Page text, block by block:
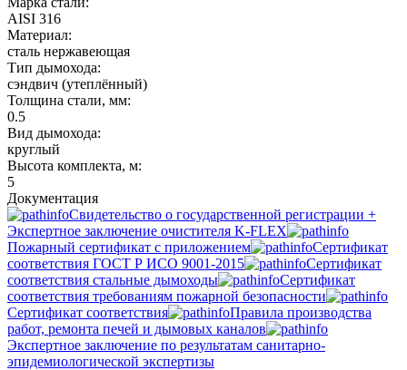
AISI 316
Материал:
сталь нержавеющая
Тип дымохода:
сэндвич (утеплённый)
Толщина стали, мм:
0.5
Вид дымохода:
круглый
Высота комплекта, м:
5
Документация
Свидетельство о государственной регистрации +
Экспертное заключение очистителя K-FLEX
Пожарный сертификат с приложением
Сертификат
соответствия ГОСТ Р ИСО 9001-2015
Сертификат
соответствия стальные дымоходы
Сертификат
соответствия требованиям пожарной безопасности
Сертификат соответствия
Правила производства
работ, ремонта печей и дымовых каналов
Экспертное заключение по результатам санитарно-
эпидемиологической экспертизы